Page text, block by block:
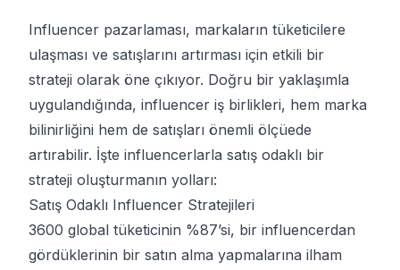
Influencer pazarlaması, markaların tüketicilere
ulaşması ve satışlarını artırması için etkili bir
strateji olarak öne çıkıyor. Doğru bir yaklaşımla
uygulandığında, influencer iş birlikleri, hem marka
bilinirliğini hem de satışları önemli ölçüede
artırabilir. İşte influencerlarla satış odaklı bir
strateji oluşturmanın yolları:
Satış Odaklı Influencer Stratejileri
3600 global tüketicinin %87’si, bir influencerdan
gördüklerinin bir satın alma yapmalarına ilham